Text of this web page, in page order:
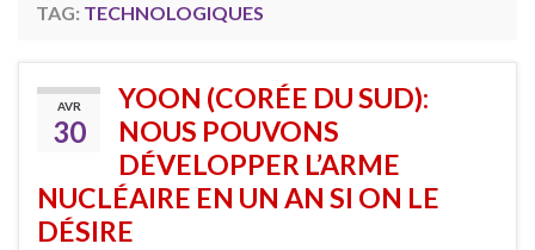
TAG: TECHNOLOGIQUES
AVR
30
YOON (CORÉE DU SUD):
NOUS POUVONS
DÉVELOPPER L’ARME
NUCLÉAIRE EN UN AN SI ON LE
DÉSIRE